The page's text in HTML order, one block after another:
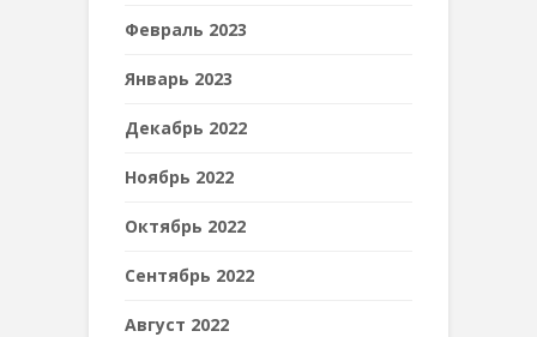
Февраль 2023
Январь 2023
Декабрь 2022
Ноябрь 2022
Октябрь 2022
Сентябрь 2022
Август 2022